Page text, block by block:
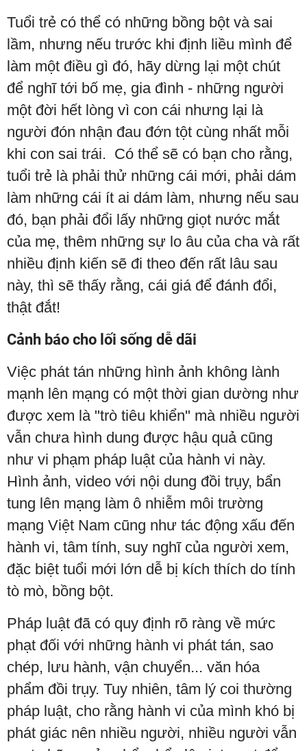
Tuổi trẻ có thể có những bồng bột và sai
lầm, nhưng nếu trước khi định liều mình để
làm một điều gì đó, hãy dừng lại một chút
để nghĩ tới bố mẹ, gia đình - những người
một đời hết lòng vì con cái nhưng lại là
người đón nhận đau đớn tột cùng nhất mỗi
khi con sai trái. Có thể sẽ có bạn cho rằng,
tuổi trẻ là phải thử những cái mới, phải dám
làm những cái ít ai dám làm, nhưng nếu sau
đó, bạn phải đổi lấy những giọt nước mắt
của mẹ, thêm những sự lo âu của cha và rất
nhiều định kiến sẽ đi theo đến rất lâu sau
này, thì sẽ thấy rằng, cái giá để đánh đổi,
thật đắt!
Cảnh báo cho lối sống dễ dãi
Việc phát tán những hình ảnh không lành
mạnh lên mạng có một thời gian dường như
được xem là "trò tiêu khiển" mà nhiều người
vẫn chưa hình dung được hậu quả cũng
như vi phạm pháp luật của hành vi này.
Hình ảnh, video với nội dung đồi trụy, bẩn
tung lên mạng làm ô nhiễm môi trường
mạng Việt Nam cũng như tác động xấu đến
hành vi, tâm tính, suy nghĩ của người xem,
đặc biệt tuổi mới lớn dễ bị kích thích do tính
tò mò, bồng bột.
Pháp luật đã có quy định rõ ràng về mức
phạt đối với những hành vi phát tán, sao
chép, lưu hành, vận chuyển... văn hóa
phẩm đồi trụy. Tuy nhiên, tâm lý coi thường
pháp luật, cho rằng hành vi của mình khó bị
phát giác nên nhiều người, nhiều người vẫn